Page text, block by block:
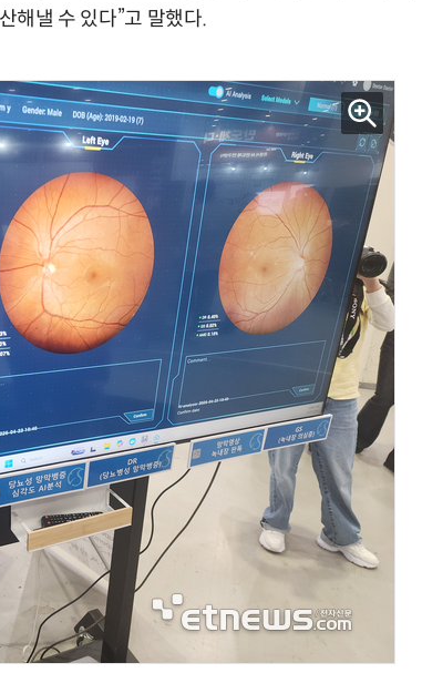
해낼 수 있다”고 말했다.